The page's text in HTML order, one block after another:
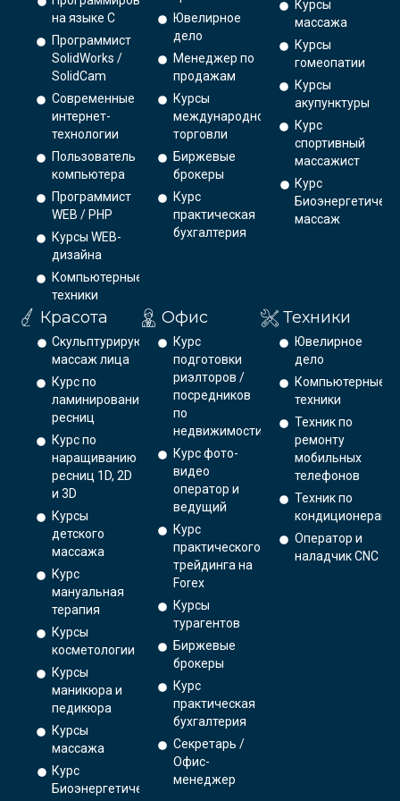
на языке С
Программист
SolidWorks /
SolidCam
Современные
интернет-
технологии
Пользователь
компьютера
Программист
WEB / PHP
Курсы WEB-
дизайна
Компьютерные
техники
Ювелирное
дело
Менеджер по
продажам
Курсы
международной
торговли
Биржевые
брокеры
Курс
практическая
бухгалтерия
Курсы
массажа
Курсы
гомеопатии
Курсы
акупунктуры
Курс
спортивный
массажист
Курс
массаж
Красота
Скульптурирующий
массаж лица
Курс по
ламинированию
ресниц
Курс по
наращиванию
ресниц 1D, 2D
и 3D
Курсы
детского
массажа
Курс
мануальная
терапия
Курсы
косметологии
Курсы
маникюра и
педикюра
Курсы
массажа
Курс
Биоэнергетический
Офис
Курс
подготовки
риэлторов /
посредников
по
недвижимости
Курс фото-
видео
оператор и
ведущий
Курс
практического
трейдинга на
Forex
Курсы
турагентов
Биржевые
брокеры
Курс
практическая
бухгалтерия
Секретарь /
Офис-
менеджер
Техники
Ювелирное
дело
Компьютерные
техники
Техник по
ремонту
мобильных
телефонов
Техник по
кондиционерам
Оператор и
наладчик CNC